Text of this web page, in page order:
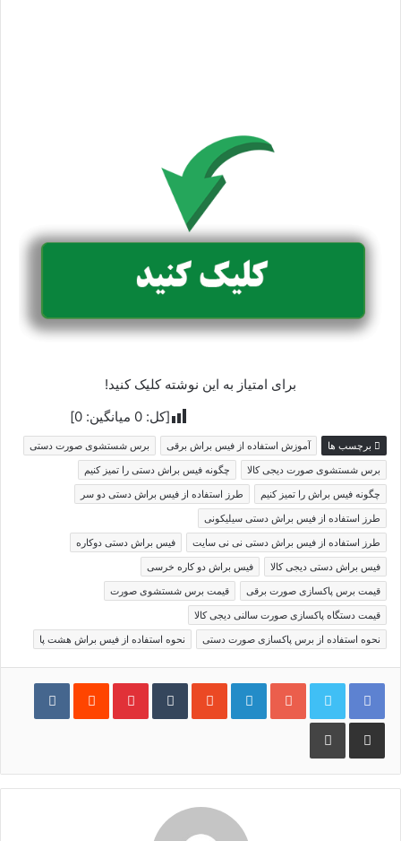
برای امتیاز به این نوشته کلیک کنید!
[کل: 0 میانگین: 0
]
برچسب ها آموزش استفاده از فیس براش برقی
برس شستشوی صورت دستی
برس شستشوی صورت دیجی کالا
چگونه فیس براش دستی را تمیز کنیم
چگونه فیس براش را تمیز کنیم
طرز استفاده از فیس براش دستی دو سر
طرز استفاده از فیس براش دستی سیلیکونی
طرز استفاده از فیس براش دستی نی نی سایت
فیس براش دستی دوکاره
فیس براش دستی دیجی کالا
فیس براش دو کاره خرسی
قیمت برس پاکسازی صورت برقی
قیمت برس شستشوی صورت
قیمت دستگاه پاکسازی صورت سالنی دیجی کالا
نحوه استفاده از برس پاکسازی صورت دستی
نحوه استفاده از فیس براش هشت پا
گوگل پلاس لینکدین ‫StumbleUpon ‫تامبلر ‫پین‌ترست ‫رددیت
اشتراک گذاری از طریق ایمیل چاپ